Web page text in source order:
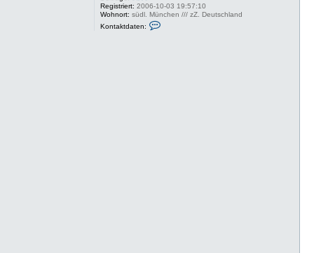
Registriert: 2006-10-03 19:57:10
Wohnort: südl. München /// zZ. Deutschland
Kontaktdaten: